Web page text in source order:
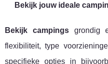
Bekijk jouw ideale
Bekijk campingsgrondig
flexibiliteit, type
specifieke opties in